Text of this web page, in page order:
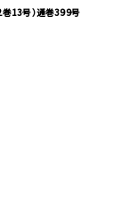
巻13号）通巻399号